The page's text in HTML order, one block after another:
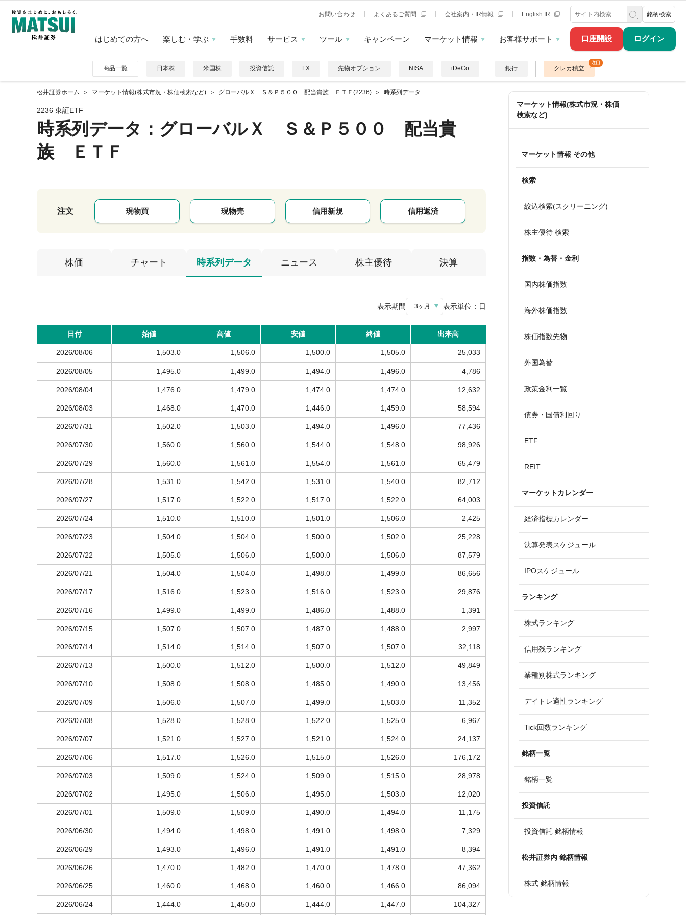
口座開設 ログイン
お問い合わせ よくあるご質問 会社案内・IR情報 English IR 銘柄検索
はじめての方へ 楽しむ・学ぶ 手数料 サービス ツール キャンペーン マーケット情報 お客様サポート
商品一覧 日本株 米国株 投資信託 FX 先物オプション NISA iDeCo 銀行 クレカ積立
松井証券ホーム マーケット情報(株式市況・株価検索など) グローバルＸ Ｓ＆Ｐ５００ 配当貴族 ＥＴＦ(2236) 時系列データ
2236 東証ETF
時系列データ ：グローバルＸ Ｓ＆Ｐ５００ 配当貴
族 ＥＴＦ
注文 現物買 現物売 信用新規 信用返済
株価 チャート 時系列データ ニュース 株主優待 決算
表示期間 3ヶ月 表示単位： 日
日付 始値 高値 安値 終値 出来高
2026/08/06 1,503.0 1,506.0 1,500.0 1,505.0 25,033
2026/08/05 1,495.0 1,499.0 1,494.0 1,496.0 4,786
2026/08/04 1,476.0 1,479.0 1,474.0 1,474.0 12,632
2026/08/03 1,468.0 1,470.0 1,446.0 1,459.0 58,594
2026/07/31 1,502.0 1,503.0 1,494.0 1,496.0 77,436
2026/07/30 1,560.0 1,560.0 1,544.0 1,548.0 98,926
2026/07/29 1,560.0 1,561.0 1,554.0 1,561.0 65,479
2026/07/28 1,531.0 1,542.0 1,531.0 1,540.0 82,712
2026/07/27 1,517.0 1,522.0 1,517.0 1,522.0 64,003
2026/07/24 1,510.0 1,510.0 1,501.0 1,506.0 2,425
2026/07/23 1,504.0 1,504.0 1,500.0 1,502.0 25,228
2026/07/22 1,505.0 1,506.0 1,500.0 1,506.0 87,579
2026/07/21 1,504.0 1,504.0 1,498.0 1,499.0 86,656
2026/07/17 1,516.0 1,523.0 1,516.0 1,523.0 29,876
2026/07/16 1,499.0 1,499.0 1,486.0 1,488.0 1,391
2026/07/15 1,507.0 1,507.0 1,487.0 1,488.0 2,997
2026/07/14 1,514.0 1,514.0 1,507.0 1,507.0 32,118
2026/07/13 1,500.0 1,512.0 1,500.0 1,512.0 49,849
2026/07/10 1,508.0 1,508.0 1,485.0 1,490.0 13,456
2026/07/09 1,506.0 1,507.0 1,499.0 1,503.0 11,352
2026/07/08 1,528.0 1,528.0 1,522.0 1,525.0 6,967
2026/07/07 1,521.0 1,527.0 1,521.0 1,524.0 24,137
2026/07/06 1,517.0 1,526.0 1,515.0 1,526.0 176,172
2026/07/03 1,509.0 1,524.0 1,509.0 1,515.0 28,978
2026/07/02 1,495.0 1,506.0 1,495.0 1,503.0 12,020
2026/07/01 1,509.0 1,509.0 1,490.0 1,494.0 11,175
2026/06/30 1,494.0 1,498.0 1,491.0 1,498.0 7,329
2026/06/29 1,493.0 1,496.0 1,491.0 1,491.0 8,394
2026/06/26 1,470.0 1,482.0 1,470.0 1,478.0 47,362
2026/06/25 1,460.0 1,468.0 1,460.0 1,466.0 86,094
2026/06/24 1,444.0 1,450.0 1,444.0 1,447.0 104,327
マーケット情報(株式市況・株価
検索など)
マーケット情報 その他
検索
絞込検索(スクリーニング)
株主優待 検索
指数・為替・金利
国内株価指数
海外株価指数
株価指数先物
外国為替
政策金利一覧
債券・国債利回り
ETF
REIT
マーケットカレンダー
経済指標カレンダー
決算発表スケジュール
IPOスケジュール
ランキング
株式ランキング
信用残ランキング
業種別株式ランキング
デイトレ適性ランキング
Tick回数ランキング
銘柄一覧
銘柄一覧
投資信託
投資信託 銘柄情報
松井証券内 銘柄情報
株式 銘柄情報